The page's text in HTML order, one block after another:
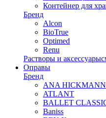
Контейнер для
Бренд
Alcon
BioTrue
Optimed
Renu
Растворы и аксессуары
Оправы
Бренд
ANA HICKMANN
ATLANT
BALLET
Baniss